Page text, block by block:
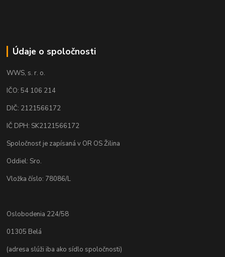
Údaje o spoločnosti
WWS, s. r. o.
IČO: 54 106 214
DIČ: 2121566172
IČ DPH: SK2121566172
Spoločnosť je zapísaná v OR OS Žilina
Oddiel: Sro.
Vložka číslo: 78086/L
Oslobodenia 224/58
01305 Belá
(adresa slúži iba ako sídlo spoločnosti)